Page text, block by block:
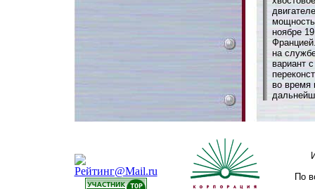
ноябре
на
вариант
во время
По